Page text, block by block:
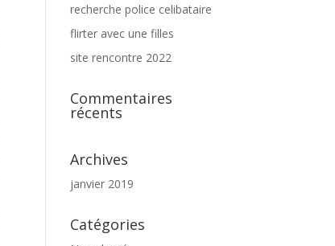
recherche police celibataire
flirter avec une filles
site rencontre 2022
Commentaires
récents
Archives
janvier 2019
Catégories